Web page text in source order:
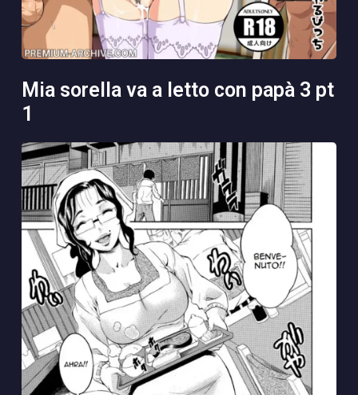
mia sorella va a letto con papà 3 pt
1